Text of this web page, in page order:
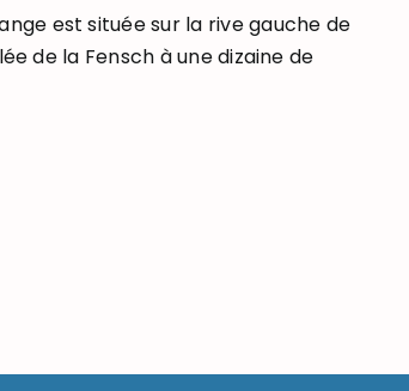
est située sur la rive gauche de
de la Fensch à une dizaine de